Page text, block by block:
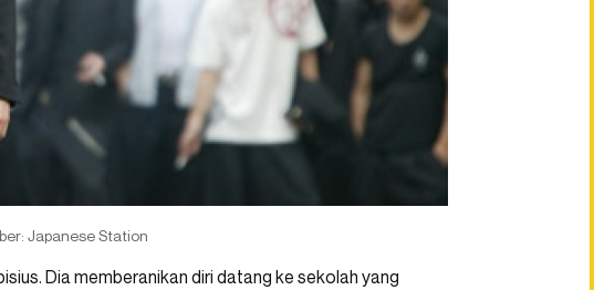
Japanese Station
Dia memberanikan diri datang ke sekolah yang